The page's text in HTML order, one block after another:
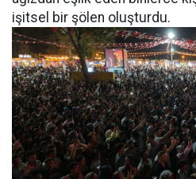
işitsel bir şölen oluşturdu.